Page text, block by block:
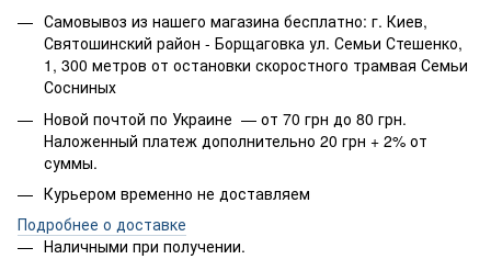
Самовывоз из нашего магазина бесплатно: г. Киев,
Святошинский район - Борщаговка ул. Семьи Стешенко,
1, 300 метров от остановки скоростного трамвая Семьи
Сосниных
Новой почтой по Украине — от 70 грн до 80 грн.
Наложенный платеж дополнительно 20 грн + 2% от
суммы.
Курьером временно не доставляем
Подробнее о доставке
Наличными при получении.